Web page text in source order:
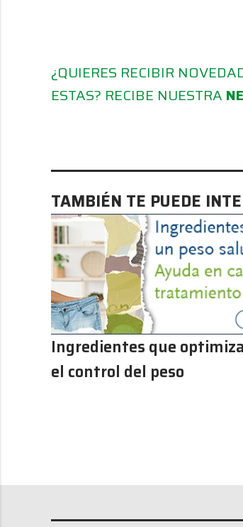
¿QUIERES RECIBIR
ESTAS? RECIBE NUESTRA
TAMBIÉN TE PUEDE
Ingredientes que
el control del peso